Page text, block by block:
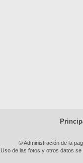
© Administración de la
Uso de las fotos y otros datos